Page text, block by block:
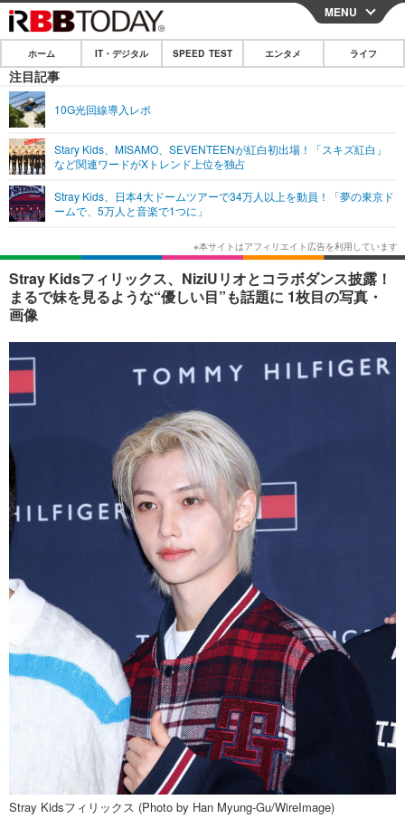
CLOSE
ホーム
IT・デジタル
ネタ
ショッピング その他
SPEED TEST
エンタメ
エンタメTOP
韓国・芸能
音楽 スポーツ
ライフ
ライフTOP グルメ
ペット ショッピング
リリース一覧
プッシュ通知の停止方法
MENU
ホーム IT・デジタル SPEED TEST エンタメ ライフ
注目記事
10G光回線導入レポ
Stary Kids、MISAMO、SEVENTEENが紅白初出場！「スキズ紅白」
など関連ワードがXトレンド上位を独占
Stray Kids、日本4大ドームツアーで34万人以上を動員！「夢の東京ド
ームで、5万人と音楽で1つに」
Stray Kidsフィリックス、NiziUリオとコラボダンス披露！
まるで妹を見るような“優しい目”も話題に 1枚目の写真・
画像
Stray Kidsフィリックス (Photo by Han Myung-Gu/WireImage)